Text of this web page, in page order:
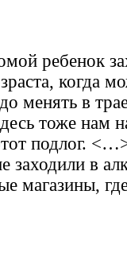
ребенок
когда
менять в
тоже нам
этот подлог.
в
магазины,